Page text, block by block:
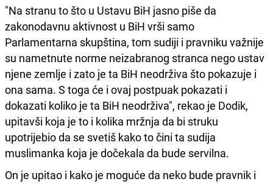
"Na stranu to što u Ustavu BiH jasno piše da
zakonodavnu aktivnost u BiH vrši samo
Parlamentarna skupština, tom sudiji i pravniku važnije
su nametnute norme neizabranog stranca nego ustav
njene zemlje i zato je ta BiH neodrživa što pokazuje i
ona sama. S toga će i ovaj postpuak pokazati i
dokazati koliko je ta BiH neodrživa", rekao je Dodik,
upitavši koja je to i kolika mržnja da bi struku
upotrijebio da se svetiš kako to čini ta sudija
muslimanka koja je dočekala da bude servilna.
On je upitao i kako je moguće da neko bude pravnik i